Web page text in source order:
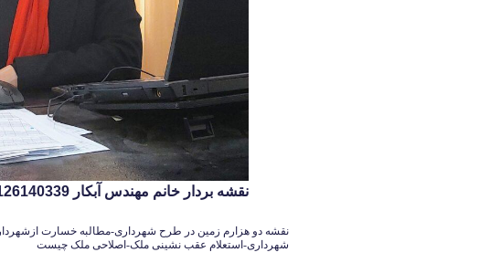
نقشه بردار خانم مهندس آبکار 09126140339
نقشه دو هزارم زمین در طرح شهرداری-مطالبه خسارت
شهرداری-استعلام عقب نشینی ملک-اصلاحی ملک چیست